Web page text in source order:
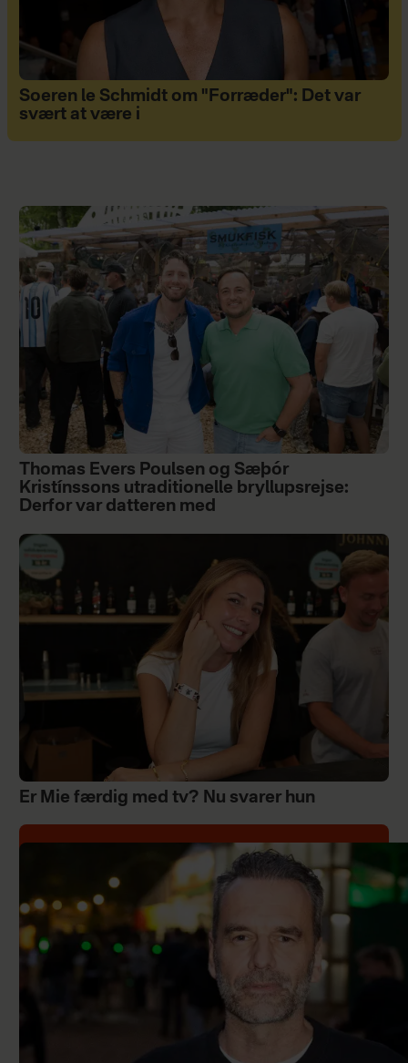
Soeren le Schmidt om "Forræder": Det var
svært at være i
Thomas Evers Poulsen og Sæþór
Kristínssons utraditionelle bryllupsrejse:
Derfor var datteren med
Er Mie færdig med tv? Nu svarer hun